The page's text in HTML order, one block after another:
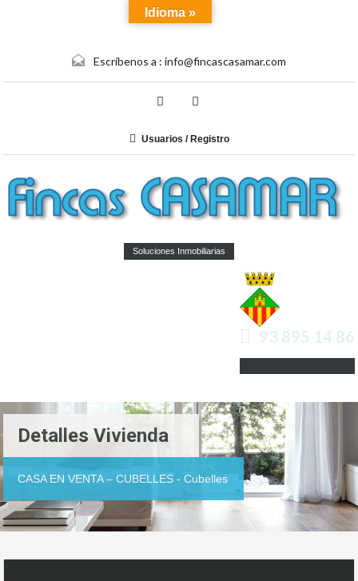
Escríbenos a : info@fincascasamar.com
Usuarios / Registro
Soluciones Inmobiliarias
93 895 14 86
Detalles Vivienda
CASA EN VENTA – CUBELLES - Cubelles
Idioma »